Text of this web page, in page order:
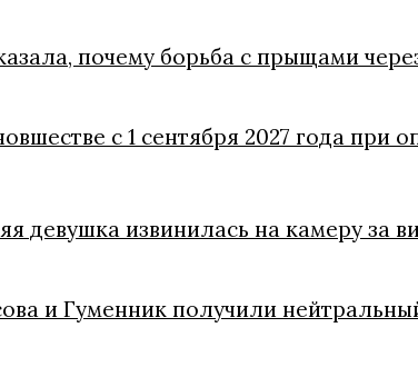
почему борьба с прыщами
с 1 сентября 2027 года при
девушка извинилась на камеру за
и Гуменник получили